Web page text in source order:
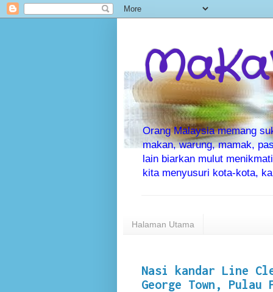
Orang Malaysia memang
makan, warung, mamak,
lain biarkan mulut
kita menyusuri kota-kota,
Halaman Utama
Nasi kandar Line
George Town, Pulau